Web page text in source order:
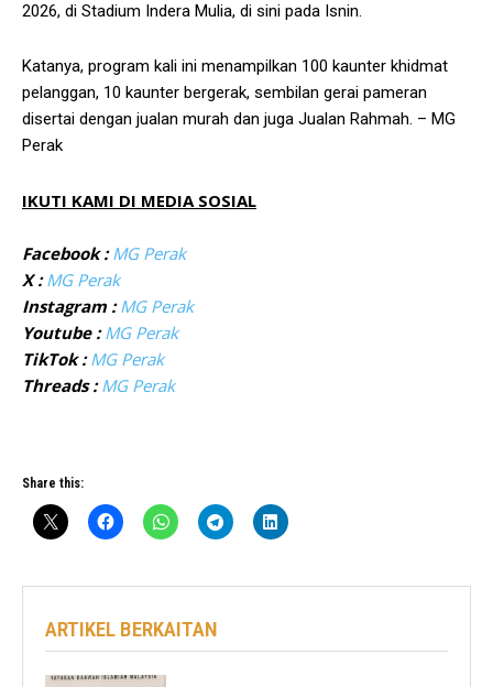
2026, di Stadium Indera Mulia, di sini pada Isnin.
Katanya, program kali ini menampilkan 100 kaunter khidmat
pelanggan, 10 kaunter bergerak, sembilan gerai pameran
disertai dengan jualan murah dan juga Jualan Rahmah. – MG
Perak
IKUTI KAMI DI MEDIA SOSIAL
Facebook : MG Perak
X : MG Perak
Instagram : MG Perak
Youtube : MG Perak
TikTok : MG Perak
Threads : MG Perak
Share this:
ARTIKEL BERKAITAN